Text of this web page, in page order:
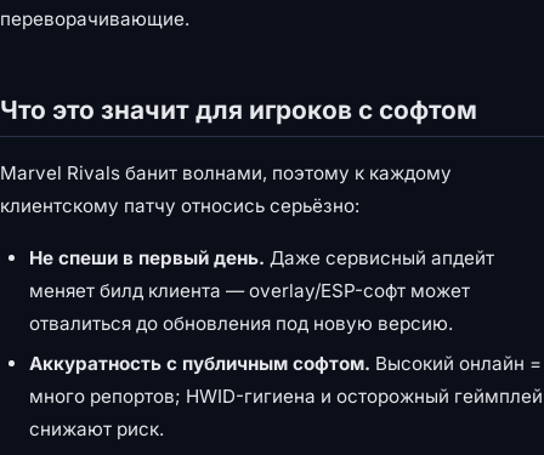
переворачивающие.
Что это значит для игроков с софтом
Marvel Rivals банит волнами, поэтому к каждому
клиентскому патчу относись серьёзно:
Не спеши в первый день. Даже сервисный апдейт
меняет билд клиента — overlay/ESP-софт может
отвалиться до обновления под новую версию.
Аккуратность с публичным софтом. Высокий онлайн =
много репортов; HWID-гигиена и осторожный геймплей
снижают риск.